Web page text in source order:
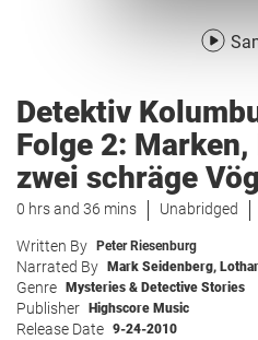
Detektiv
Folge 2:
zwei schräge
0 hrs and 36 mins Unabridged
Written By Peter Riesenburg
Narrated By Mark Seidenberg,
Genre Mysteries & Detective Stories
Publisher Highscore Music
Release Date 9-24-2010